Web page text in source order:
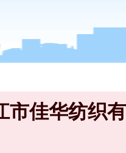
市佳华纺织